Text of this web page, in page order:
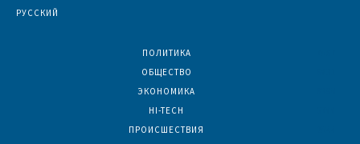
РУССКИЙ
ПОЛИТИКА
ОБЩЕСТВО
ЭКОНОМИКА
HI-TECH
ПРОИСШЕСТВИЯ